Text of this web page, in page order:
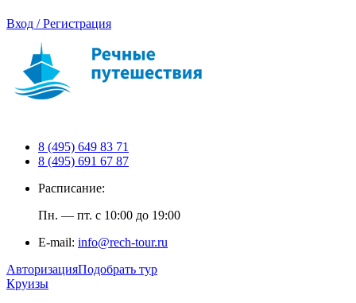
Вход / Регистрация
8 (495) 649 83 71
8 (495) 691 67 87
Расписание:
Пн. — пт. с 10:00 до 19:00
E-mail: info@rech-tour.ru
АвторизацияПодобрать тур
Круизы